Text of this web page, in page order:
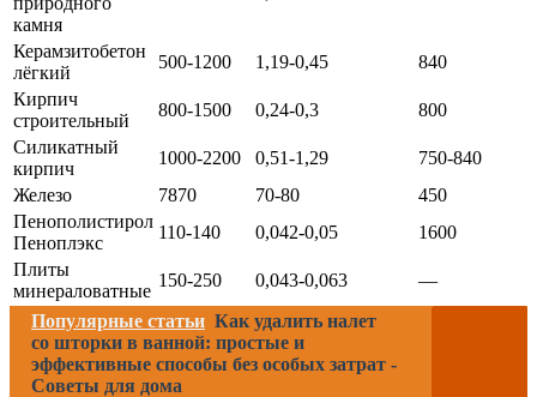
камня
Керамзитобетон
лёгкий
500-1200 1,19-0,45
840
Кирпич
строительный
800-1500 0,24-0,3
800
Силикатный
кирпич
1000-2200 0,51-1,29
750-840
Железо
7870 70-80
450
Пенополистирол
Пеноплэкс
110-140 0,042-0,05
1600
Плиты
минераловатные
150-250 0,043-0,063
—
Популярные статьи Как удалить налет
со шторки в ванной: простые и
эффективные способы без особых затрат -
Советы для дома